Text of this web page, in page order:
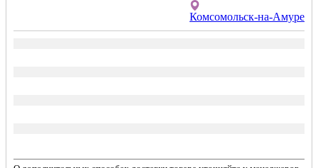
Комсомольск-на-Амуре